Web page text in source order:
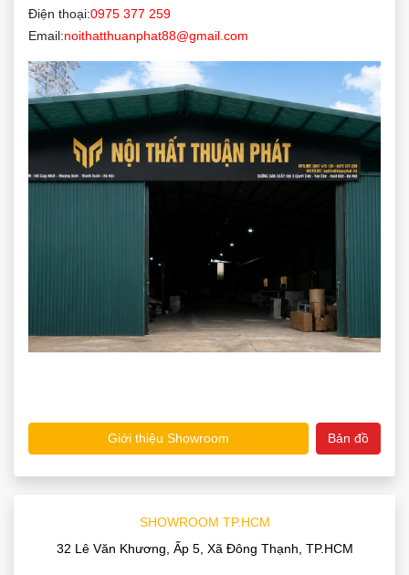
Điện thoại:0975 377 259
Email:noithatthuanphat88@gmail.com
Giới thiệu Showroom Bản đồ
SHOWROOM TP.HCM
32 Lê Văn Khương, Ấp 5, Xã Đông Thạnh, TP.HCM